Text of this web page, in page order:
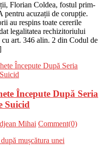
Florian Coldea, fostul prim-
pentru acuzații de corupție.
au respins toate cererile
legalitatea rechizitoriului
art. 346 alin. 2 din Codul de
Începute După Seria
Suicid
Mihai Comment(0)